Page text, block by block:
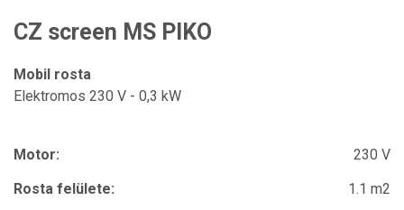
CZ screen MS PIKO
Mobil rosta
Elektromos 230 V - 0,3 kW
Motor:
230 V
Rosta felülete:
1.1 m2